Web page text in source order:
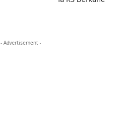
- Advertisement -